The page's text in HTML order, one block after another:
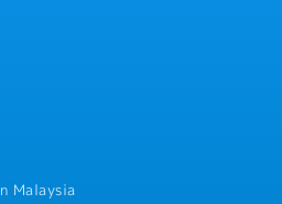
Malaysia